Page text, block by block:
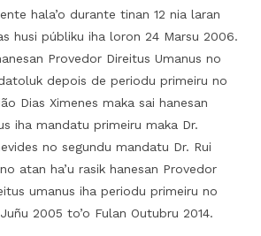
hala’o durante tinan 12 nia laran
husi públiku iha loron 24 Marsu 2006.
Provedor Direitus Umanus no
depois de periodu primeiru no
Dias Ximenes maka sai hanesan
iha mandatu primeiru maka Dr.
no segundu mandatu Dr. Rui
atan ha’u rasik hanesan Provedor
umanus iha periodu primeiru no
2005 to’o Fulan Outubru 2014.